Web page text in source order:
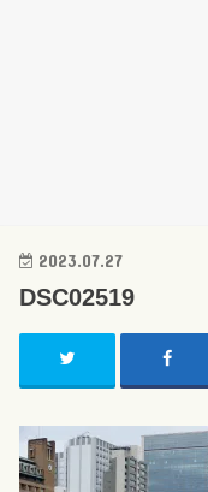
2023.07.27
DSC02519